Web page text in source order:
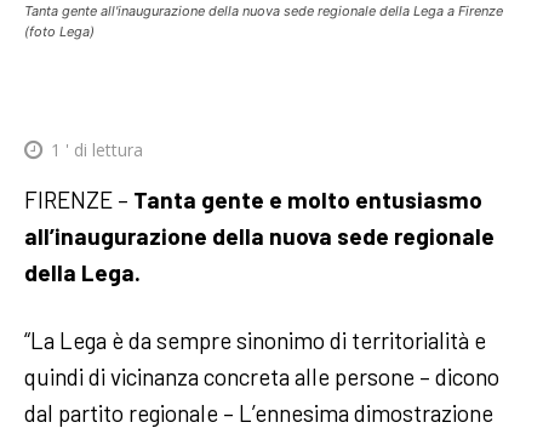
Tanta gente all'inaugurazione della nuova sede regionale della Lega a Firenze
(foto Lega)
1 ' di lettura
FIRENZE – Tanta gente e molto entusiasmo
all’inaugurazione della nuova sede regionale
della Lega.
“La Lega è da sempre sinonimo di territorialità e
quindi di vicinanza concreta alle persone – dicono
dal partito regionale – L’ennesima dimostrazione